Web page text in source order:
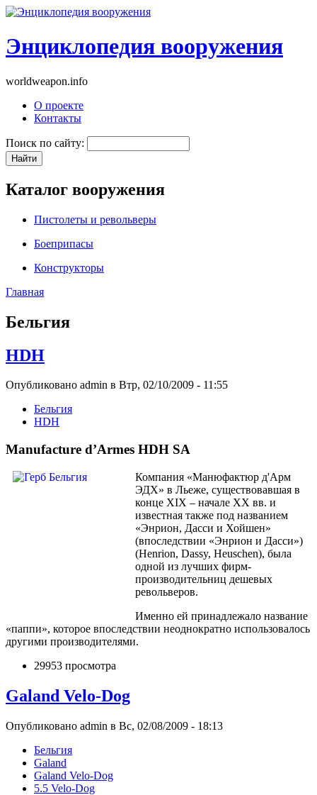
Энциклопедия вооружения
worldweapon.info
О проекте
Контакты
Поиск по сайту:
Каталог вооружения
Пистолеты и револьверы
Боеприпасы
Конструкторы
Главная
Бельгия
HDH
Опубликовано admin в Втр, 02/10/2009 - 11:55
Бельгия
HDH
Manufacture d’Armes HDH SA
Компания «Манюфактюр д'Арм
ЭДХ» в Льеже, существовавшая в
конце XIX – начале XX вв. и
известная также под названием
«Энрион, Дасси и Хойшен»
(впоследствии «Энрион и Дасси»)
(Henrion, Dassy, Heuschen), была
одной из лучших фирм-
производительниц дешевых
револьверов.
Именно ей принадлежало название
«паппи», которое впоследствии неоднократно использовалось
другими производителями.
29953 просмотра
Galand Velo-Dog
Опубликовано admin в Вс, 02/08/2009 - 18:13
Бельгия
Galand
Galand Velo-Dog
5.5 Velo-Dog